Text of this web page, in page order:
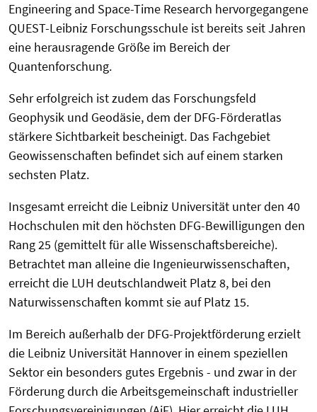
Engineering and Space-Time Research hervorgegangene
QUEST-Leibniz Forschungsschule ist bereits seit Jahren
eine herausragende Größe im Bereich der
Quantenforschung.
Sehr erfolgreich ist zudem das Forschungsfeld
Geophysik und Geodäsie, dem der DFG-Förderatlas
stärkere Sichtbarkeit bescheinigt. Das Fachgebiet
Geowissenschaften befindet sich auf einem starken
sechsten Platz.
Insgesamt erreicht die Leibniz Universität unter den 40
Hochschulen mit den höchsten DFG-Bewilligungen den
Rang 25 (gemittelt für alle Wissenschaftsbereiche).
Betrachtet man alleine die Ingenieurwissenschaften,
erreicht die LUH deutschlandweit Platz 8, bei den
Naturwissenschaften kommt sie auf Platz 15.
Im Bereich außerhalb der DFG-Projektförderung erzielt
die Leibniz Universität Hannover in einem speziellen
Sektor ein besonders gutes Ergebnis - und zwar in der
Förderung durch die Arbeitsgemeinschaft industrieller